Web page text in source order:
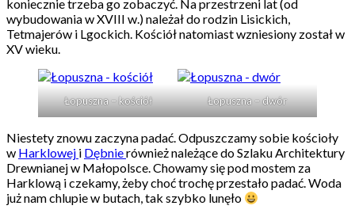
koniecznie trzeba go zobaczyć. Na przestrzeni lat (od
wybudowania w XVIII w.) należał do rodzin Lisickich,
Tetmajerów i Lgockich. Kościół natomiast wzniesiony został w
XV wieku.
Łopuszna – kościół Łopuszna – dwór
Niestety znowu zaczyna padać. Odpuszczamy sobie kościoły
w Harklowej i Dębnierównież należące do Szlaku Architektury
Drewnianej w Małopolsce. Chowamy się pod mostem za
Harklową i czekamy, żeby choć trochę przestało padać. Woda
już nam chlupie w butach, tak szybko lunęło